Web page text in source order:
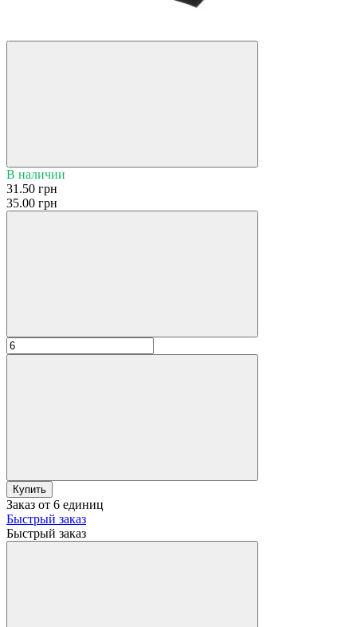
В наличии
31.50 грн
35.00 грн
Купить
Заказ от 6 единиц
Быстрый заказ
Быстрый заказ